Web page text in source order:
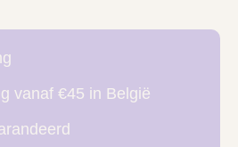
vanaf €45 in België